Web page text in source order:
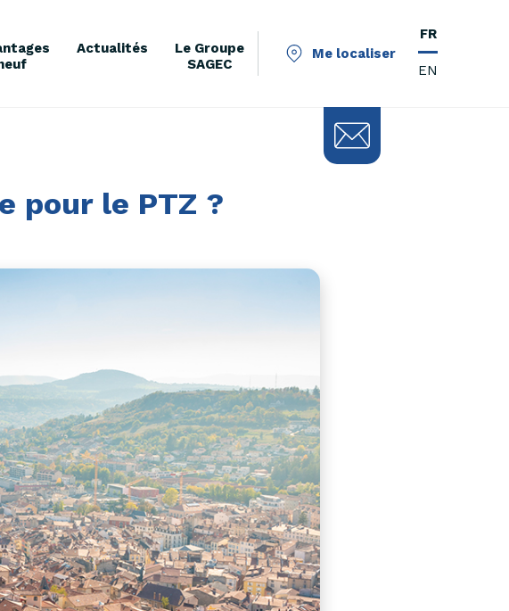
Actualités
Le Groupe
SAGEC
Me localiser
FR
EN
pour le PTZ ?